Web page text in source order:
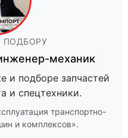
ПОДБОРУ
механик
и подборе запчастей
и спецтехники.
транспортно-
и комплексов».